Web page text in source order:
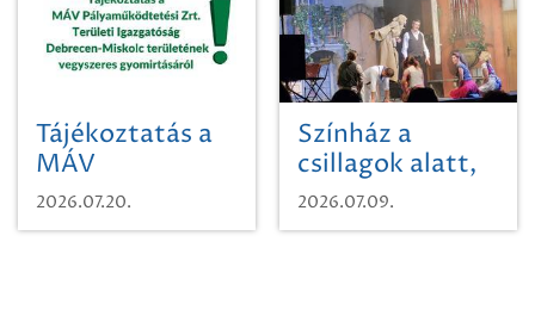
Tájékoztatás a
MÁV
Pályaműködtetési
Zrt. Területi
2026.07.20.
Színház a
csillagok alatt,
sikeres nyitány
Szikszón
2026.07.09.